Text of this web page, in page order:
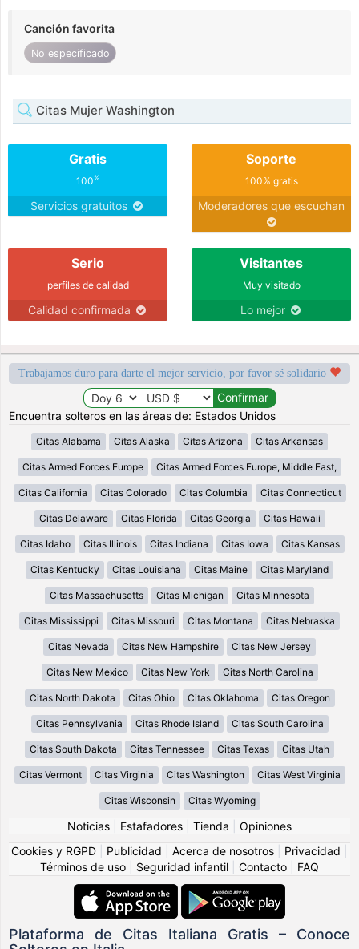
Canción favorita
No especificado
Citas Mujer Washington
Gratis
100%
Servicios gratuitos
Soporte
100% gratis
Moderadores que escuchan
Serio
perfiles de calidad
Calidad confirmada
Visitantes
Muy visitado
Lo mejor
Trabajamos duro para darte el mejor servicio, por favor sé solidario
Encuentra solteros en las áreas de: Estados Unidos
Citas Alabama Citas Alaska Citas Arizona Citas Arkansas
Citas Armed Forces Europe Citas Armed Forces Europe, Middle East,
Citas California Citas Colorado Citas Columbia Citas Connecticut
Citas Delaware Citas Florida Citas Georgia Citas Hawaii
Citas Idaho Citas Illinois Citas Indiana Citas Iowa Citas Kansas
Citas Kentucky Citas Louisiana Citas Maine Citas Maryland
Citas Massachusetts Citas Michigan Citas Minnesota
Citas Mississippi Citas Missouri Citas Montana Citas Nebraska
Citas Nevada Citas New Hampshire Citas New Jersey
Citas New Mexico Citas New York Citas North Carolina
Citas North Dakota Citas Ohio Citas Oklahoma Citas Oregon
Citas Pennsylvania Citas Rhode Island Citas South Carolina
Citas South Dakota Citas Tennessee Citas Texas Citas Utah
Citas Vermont Citas Virginia Citas Washington Citas West Virginia
Citas Wisconsin Citas Wyoming
Noticias Estafadores Tienda
Opiniones
Cookies y RGPD
Publicidad Acerca de nosotros Privacidad
Términos de uso
Seguridad infantil Contacto FAQ
Plataforma de Citas Italiana Gratis – Conoce